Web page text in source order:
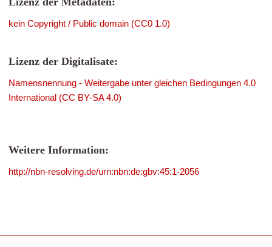
kein Copyright / Public domain (CC0 1.0)
Lizenz der Digitalisate:
Namensnennung - Weitergabe unter gleichen Bedingungen 4.0
International (CC BY-SA 4.0)
Weitere Information:
http://nbn-resolving.de/urn:nbn:de:gbv:45:1-2056